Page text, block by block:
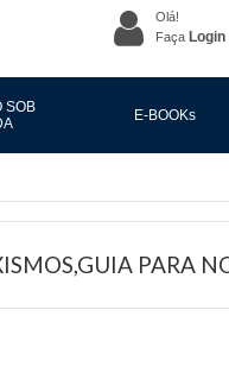
Olá!
Faça Login
SOB
E-BOOKs
PARA